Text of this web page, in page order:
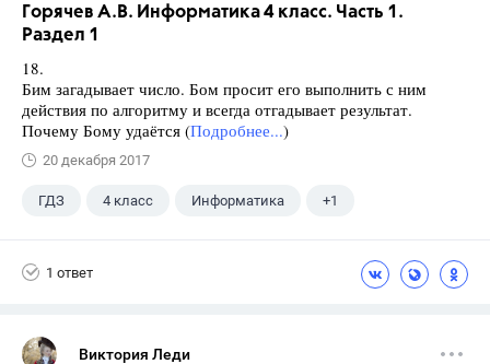
Горячев А.В. Информатика 4 класс. Часть 1.
Раздел 1
18.
Бим загадывает число. Бом просит его выполнить с ним
действия по алгоритму и всегда отгадывает результат.
Почему Бому удаётся (Подробнее...)
20 декабря 2017
ГДЗ 4 класс Информатика +1
1 ответ
Виктория Леди